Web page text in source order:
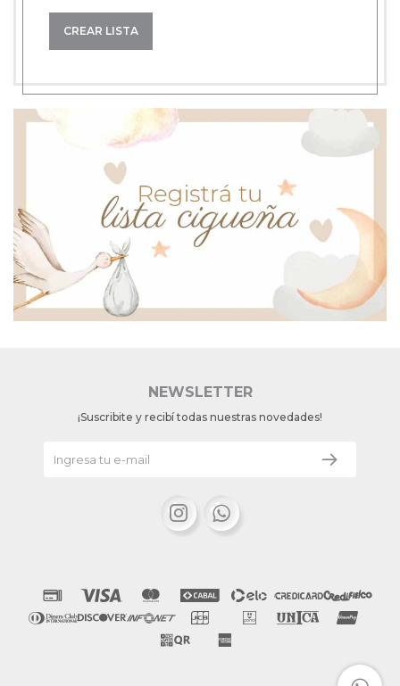
CREAR LISTA
NEWSLETTER
¡Suscribite y recibí todas nuestras novedades!
 